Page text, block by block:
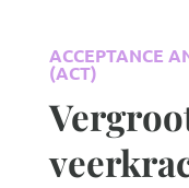
ACCEPTANCE
(ACT)